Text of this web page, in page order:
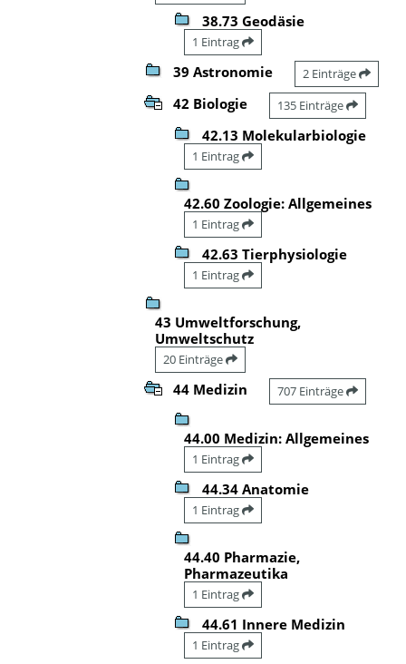
38.73 Geodäsie
1 Eintrag
39 Astronomie 2 Einträge
42 Biologie 135 Einträge
42.13 Molekularbiologie
1 Eintrag
42.60 Zoologie: Allgemeines
1 Eintrag
42.63 Tierphysiologie
1 Eintrag
43 Umweltforschung,
Umweltschutz
20 Einträge
44 Medizin 707 Einträge
44.00 Medizin: Allgemeines
1 Eintrag
44.34 Anatomie
1 Eintrag
44.40 Pharmazie,
Pharmazeutika
1 Eintrag
44.61 Innere Medizin
1 Eintrag